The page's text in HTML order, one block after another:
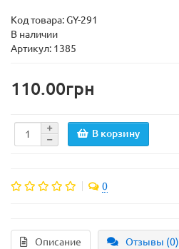
Код товара:GY-291
В наличии
Артикул: 1385
110.00грн
В корзину
0
Описание Отзывы (0)